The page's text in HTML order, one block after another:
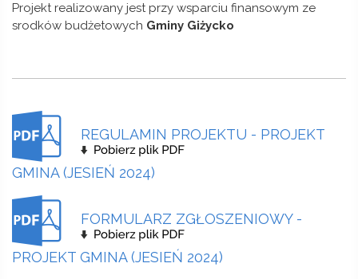
Projekt realizowany jest przy wsparciu finansowym ze
srodków budżetowych Gminy Giżycko
REGULAMIN PROJEKTU - PROJEKT
GMINA (JESIEŃ 2024)
FORMULARZ ZGŁOSZENIOWY -
PROJEKT GMINA (JESIEŃ 2024)